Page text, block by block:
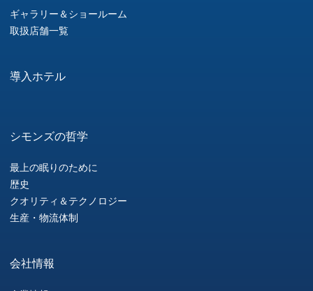
ギャラリー＆ショールーム
取扱店舗一覧
導入ホテル
シモンズの哲学
最上の眠りのために
歴史
クオリティ＆テクノロジー
生産・物流体制
会社情報